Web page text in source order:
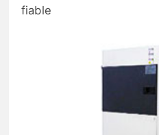
fiable